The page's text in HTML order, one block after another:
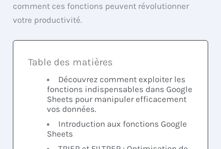
comment ces fonctions peuvent révolutionner
votre productivité.
Table des matières
Découvrez comment exploiter les
fonctions indispensables dans Google
Sheets pour manipuler efficacement
vos données.
Introduction aux fonctions Google
Sheets